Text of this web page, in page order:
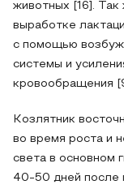
животных [16].
выработке
с помощью
системы и
кровообращения
Козлятник
во время роста и
света в основном
40-50 дней после